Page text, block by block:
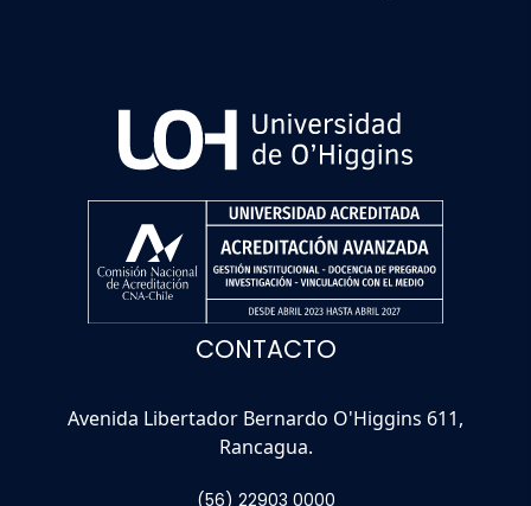
CONTACTO
Avenida Libertador Bernardo O'Higgins 611,
Rancagua.
(56) 22903 0000